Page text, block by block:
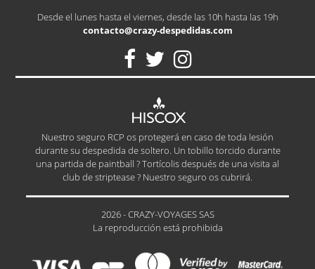
Desde el lunes hasta el viernes, desde las 10h hasta las 19h
contacto@crazy-despedidas.com
Nuestro seguro RCP os protegerá en caso de toda lesión
durante su despedida de soltero. Un tobillo torcido durante
una partida de paintball ? Tortícolis después de una visita al
club de striptease ? Nuestro seguro os cubrirá.
2026 - CRAZY-VOYAGES SAS
La reproducción está prohibida